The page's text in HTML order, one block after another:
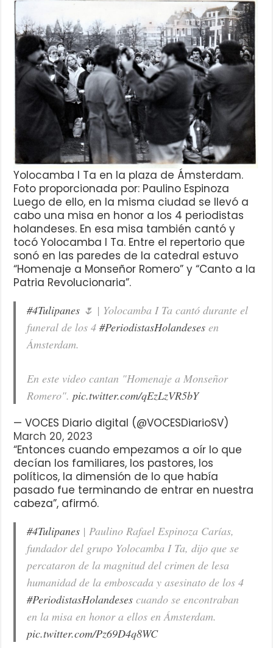
Yolocamba I Ta en la plaza de Ámsterdam.
Foto proporcionada por: Paulino Espinoza
Luego de ello, en la misma ciudad se llevó a
cabo una misa en honor a los 4 periodistas
holandeses. En esa misa también cantó y
tocó Yolocamba I Ta. Entre el repertorio que
sonó en las paredes de la catedral estuvo
“Homenaje a Monseñor Romero” y “Canto a la
Patria Revolucionaria”.
#4Tulipanes 🌷 | Yolocamba I Ta cantó durante el
funeral de los 4#PeriodistasHolandeses en
Ámsterdam.
En este video cantan "Homenaje a Monseñor
Romero".pic.twitter.com/qEzLzVR5bY
— VOCES Diario digital (@VOCESDiarioSV)
March 20, 2023
“Entonces cuando empezamos a oír lo que
decían los familiares, los pastores, los
políticos, la dimensión de lo que había
pasado fue terminando de entrar en nuestra
cabeza”, afirmó.
#4Tulipanes | Paulino Rafael Espinoza Carías,
fundador del grupo Yolocamba I Ta, dijo que se
percataron de la magnitud del crimen de lesa
humanidad de la emboscada y asesinato de los 4
#PeriodistasHolandeses cuando se encontraban
en la misa en honor a ellos en Ámsterdam.
pic.twitter.com/Pz69D4q8WC